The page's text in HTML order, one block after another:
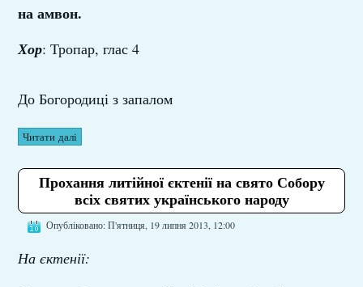
на амвон.
Хор: Тропар, глас 4
До Богородиці з запалом
Читати далі
Прохання литійної єктенії на свято Собору
всіх святих українського народу
Опубліковано: П'ятниця, 19 липня 2013, 12:00
На єктенії: